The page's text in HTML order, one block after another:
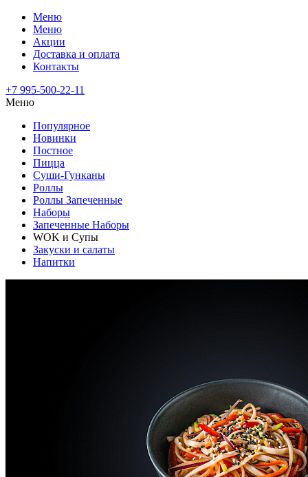
Меню
Меню
Акции
Доставка и оплата
Контакты
+7 995-500-22-11
Меню
Популярное
Новинки
Постное
Пицца
Суши-Гунканы
Роллы
Роллы Запеченные
Наборы
Запеченные Наборы
WOK и Супы
Закуски и салаты
Напитки